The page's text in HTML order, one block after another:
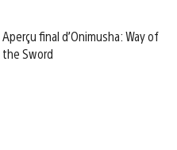
Aperçu final d’Onimusha: Way of
the Sword